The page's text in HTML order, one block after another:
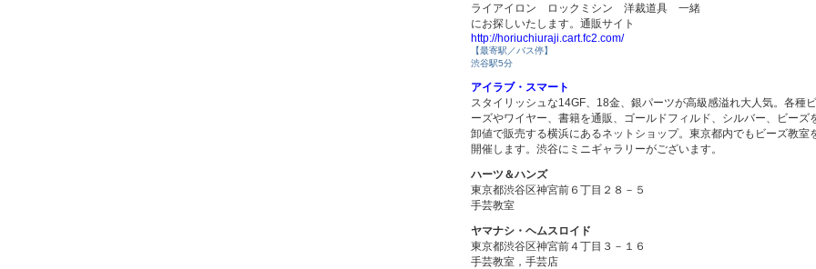
ライアイロン ロックミシン 洋裁道具 一緒
にお探しいたします。通販サイト
http://horiuchiuraji.cart.fc2.com/
【最寄駅／バス停】
渋谷駅5分
アイラブ・スマート
スタイリッシュな14GF、18金、銀パーツが高級感溢れ大人気。各種ビ
ーズやワイヤー、書籍を通販、ゴールドフィルド、シルバー、ビーズ
卸値で販売する横浜にあるネットショップ。東京都内でもビーズ教室
開催します。渋谷にミニギャラリーがございます。
ハーツ＆ハンズ
東京都渋谷区神宮前６丁目２８－５
手芸教室
ヤマナシ・ヘムスロイド
東京都渋谷区神宮前４丁目３－１６
手芸教室，手芸店